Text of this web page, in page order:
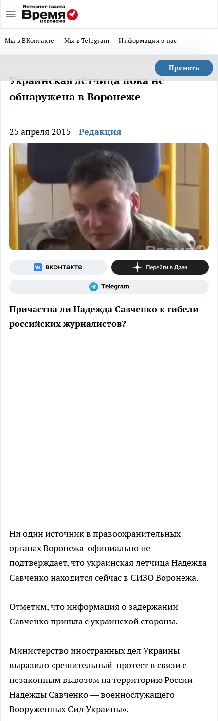
Мы в ВКонтакте Мы в Telegram Информация о нас
Принять
Украинская лётчица пока не
обнаружена в Воронеже
25 апреля 2015 Редакция
Причастна ли Надежда Савченко к гибели
российских журналистов?
Ни один источник в правоохранительных
органах Воронежа официально не
подтверждает, что украинская летчица Надежда
Савченко находится сейчас в СИЗО Воронежа.
Отметим, что информация о задержании
Савченко пришла с украинской стороны.
Министерство иностранных дел Украины
выразило «решительный протест в связи с
незаконным вывозом на территорию России
Надежды Савченко — военнослужащего
Вооруженных Сил Украины».